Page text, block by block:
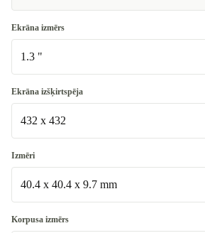
Premium
Ekrāna izmērs
1.3 "
1.3 "
Pieejams citās konfigurācijās
1.5 "
Ekrāna izšķirtspēja
432 x 432
432 x 432
Pieejams citās konfigurācijās
480 x 480
Izmēri
40.4 x 40.4 x 9.7 mm
40.4 x 40.4 x 9.7 mm
Korpusa izmērs